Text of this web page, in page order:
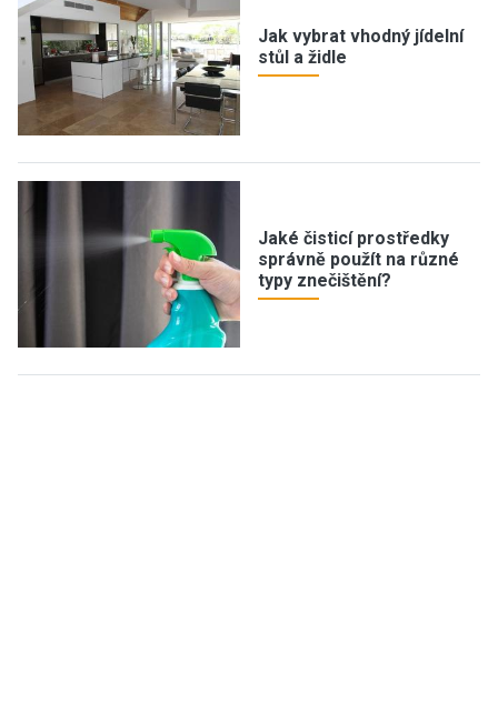
Jak vybrat vhodný jídelní
stůl a židle
Jaké čisticí prostředky
správně použít na různé
typy znečištění?